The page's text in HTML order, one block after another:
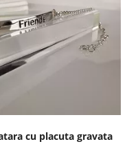
cu placuta gravata